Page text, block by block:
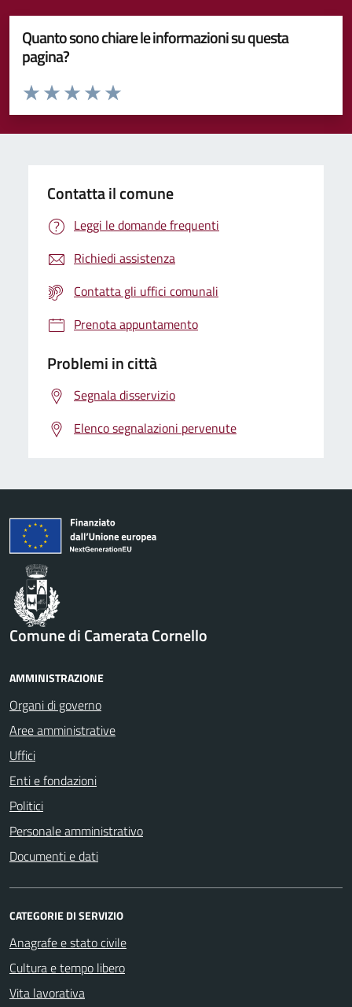
Quanto sono chiare le informazioni su questa
pagina?
Valuta da 1 a 5 stelle la pagina
Valuta 5 stelle su 5
Valuta 4 stelle su 5
Valuta 3 stelle su 5
Valuta 2 stelle su 5
Valuta 1 stelle su 5
Contatta il comune
Leggi le domande frequenti
Richiedi assistenza
Contatta gli uffici comunali
Prenota appuntamento
Problemi in città
Segnala disservizio
Elenco segnalazioni pervenute
Comune di Camerata Cornello
AMMINISTRAZIONE
Organi di governo
Aree amministrative
Uffici
Enti e fondazioni
Politici
Personale amministrativo
Documenti e dati
CATEGORIE DI SERVIZIO
Anagrafe e stato civile
Cultura e tempo libero
Vita lavorativa